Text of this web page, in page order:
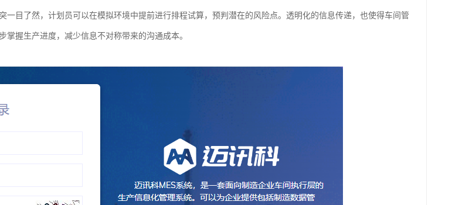
一目了然，计划员可以在模拟环境中提前进行排程试算，预判潜在的风险点。透明化的信息传递，也使得车间管
掌握生产进度，减少信息不对称带来的沟通成本。